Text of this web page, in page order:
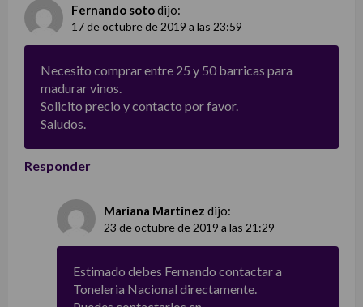
Fernando sotodijo:
17 de octubre de 2019 a las 23:59
Necesito comprar entre 25 y 50 barricas para
madurar vinos.
Solicito precio y contacto por favor.
Saludos.
Responder
Mariana Martinez dijo:
23 de octubre de 2019 a las 21:29
Estimado debes Fernando contactar a
Toneleria Nacional directamente.